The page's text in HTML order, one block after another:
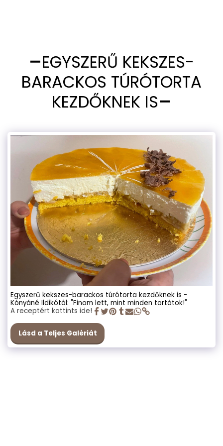
EGYSZERŰ KEKSZES-
BARACKOS TÚRÓTORTA
KEZDŐKNEK IS
Egyszerű kekszes-barackos túrótorta kezdőknek is -
Kónyáné Ildikótól: "Finom lett, mint minden tortátok!"
A receptért kattints ide!
Lásd a Teljes Galériát